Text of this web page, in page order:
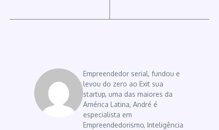
Empreendedor serial, fundou e
levou do zero ao Exit sua
startup, uma das maiores da
América Latina, André é
especialista em
Empreendedorismo, Inteligência